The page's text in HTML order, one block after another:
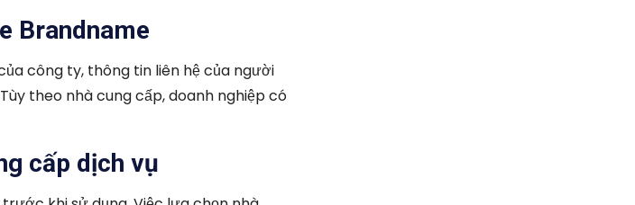
Brandname
công ty, thông tin liên hệ của người
theo nhà cung cấp, doanh nghiệp có
cấp dịch vụ